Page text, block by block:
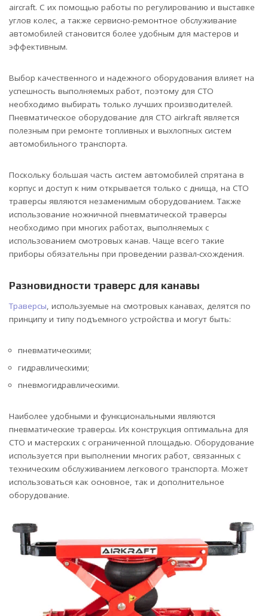
aircraft. С их помощью работы по регулированию и выставке
углов колес, а также сервисно-ремонтное обслуживание
автомобилей становится более удобным для мастеров и
эффективным.
Выбор качественного и надежного оборудования влияет на
успешность выполняемых работ, поэтому для СТО
необходимо выбирать только лучших производителей.
Пневматическое оборудование для СТО airkraft является
полезным при ремонте топливных и выхлопных систем
автомобильного транспорта.
Поскольку большая часть систем автомобилей спрятана в
корпус и доступ к ним открывается только с днища, на СТО
траверсы являются незаменимым оборудованием. Также
использование ножничной пневматической траверсы
необходимо при многих работах, выполняемых с
использованием смотровых канав. Чаще всего такие
приборы обязательны при проведении развал-схождения.
Разновидности траверс для канавы
Траверсы, используемые на смотровых канавах, делятся по
принципу и типу подъемного устройства и могут быть:
пневматическими;
гидравлическими;
пневмогидравлическими.
Наиболее удобными и функциональными являются
пневматические траверсы. Их конструкция оптимальна для
СТО и мастерских с ограниченной площадью. Оборудование
используется при выполнении многих работ, связанных с
техническим обслуживанием легкового транспорта. Может
использоваться как основное, так и дополнительное
оборудование.